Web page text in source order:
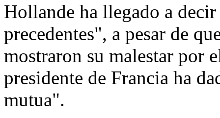
Hollande ha llegado a
precedentes", a pesar de
mostraron su malestar por
presidente de Francia ha
mutua".